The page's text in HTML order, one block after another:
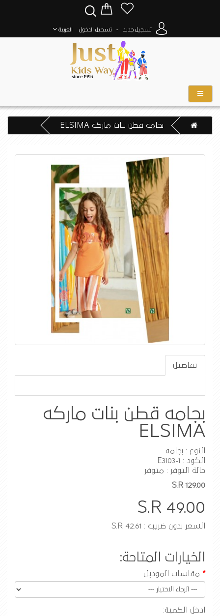
تسجيل جديد - تسجيل الدخول العربية
بجامه قطن بنات ماركه ELSIMA
تفاصيل
بجامه قطن بنات ماركه
ELSIMA
النوع : بجامه
الكود : E3103-1
حالة التوفر : متوفر
S.R 129.00
S.R 49.00
السعر بدون ضريبة : S.R 42.61
الخيارات المتاحة:
مقاسات الموديل
ادخل الكمية: